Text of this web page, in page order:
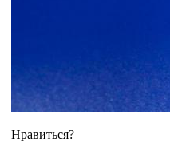
Нравиться?